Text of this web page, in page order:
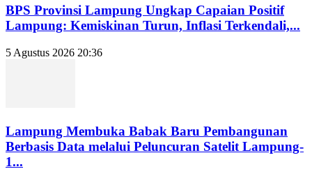
BPS Provinsi Lampung Ungkap Capaian Positif
Lampung: Kemiskinan Turun, Inflasi Terkendali,...
5 Agustus 2026 20:36
Lampung Membuka Babak Baru Pembangunan
Berbasis Data melalui Peluncuran Satelit Lampung-
1...